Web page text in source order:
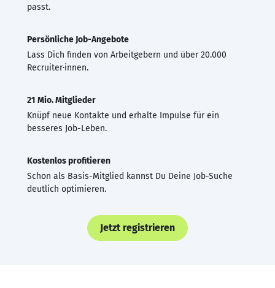
passt.
Persönliche Job-Angebote
Lass Dich finden von Arbeitgebern und über 20.000
Recruiter·innen.
21 Mio. Mitglieder
Knüpf neue Kontakte und erhalte Impulse für ein
besseres Job-Leben.
Kostenlos profitieren
Schon als Basis-Mitglied kannst Du Deine Job-Suche
deutlich optimieren.
Jetzt registrieren